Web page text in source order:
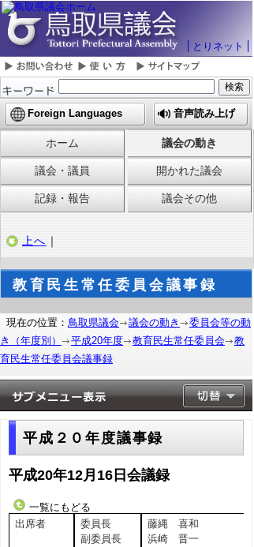
とりネット
Foreign Languages 音声読み上げ
ホーム 議会の動き
議会・議員 開かれた議会
記録・報告 議会その他
上へ ｜
教育民生常任委員会議事録
現在の位置： 鳥取県議会 議会の動き
委員会等の動
き（年度別）
平成20年度 教育民生常任委員会
教
育民生常任委員会議事録
平成２０年度議事録
平成20年12月16日会議録
一覧にもどる
出席者
委員長
副委員長
藤縄 喜和
浜崎 晋一